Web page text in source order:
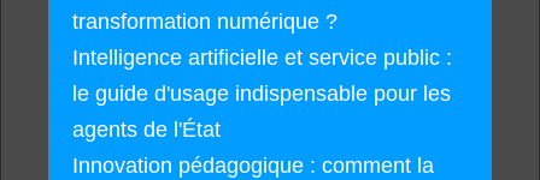
transformation numérique ?
Intelligence artificielle et service public :
le guide d'usage indispensable pour les
agents de l'État
Innovation pédagogique : comment la